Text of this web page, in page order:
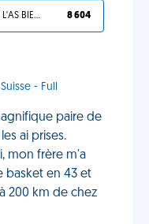
TU L'AS BIEN MÉRITÉ 8 604
- Full
paire de
ai prises.
mon frère m'a
basket en 43 et
200 km de chez